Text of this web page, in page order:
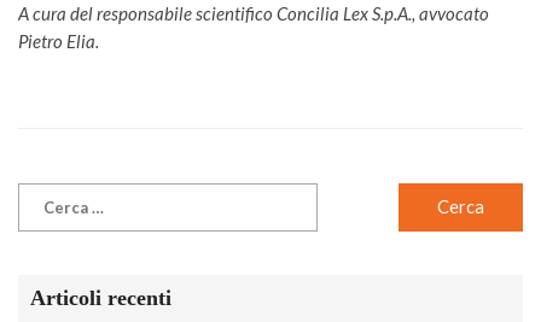
A cura del responsabile scientifico Concilia Lex S.p.A., avvocato
Pietro Elia.
Articoli recenti